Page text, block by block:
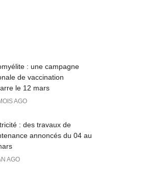
: une campagne
de vaccination
le 12 mars
AGO
: des travaux de
annoncés du 04 au
AGO